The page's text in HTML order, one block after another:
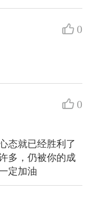
0
0
态就已经胜利了
多，仍被你的成
定加油